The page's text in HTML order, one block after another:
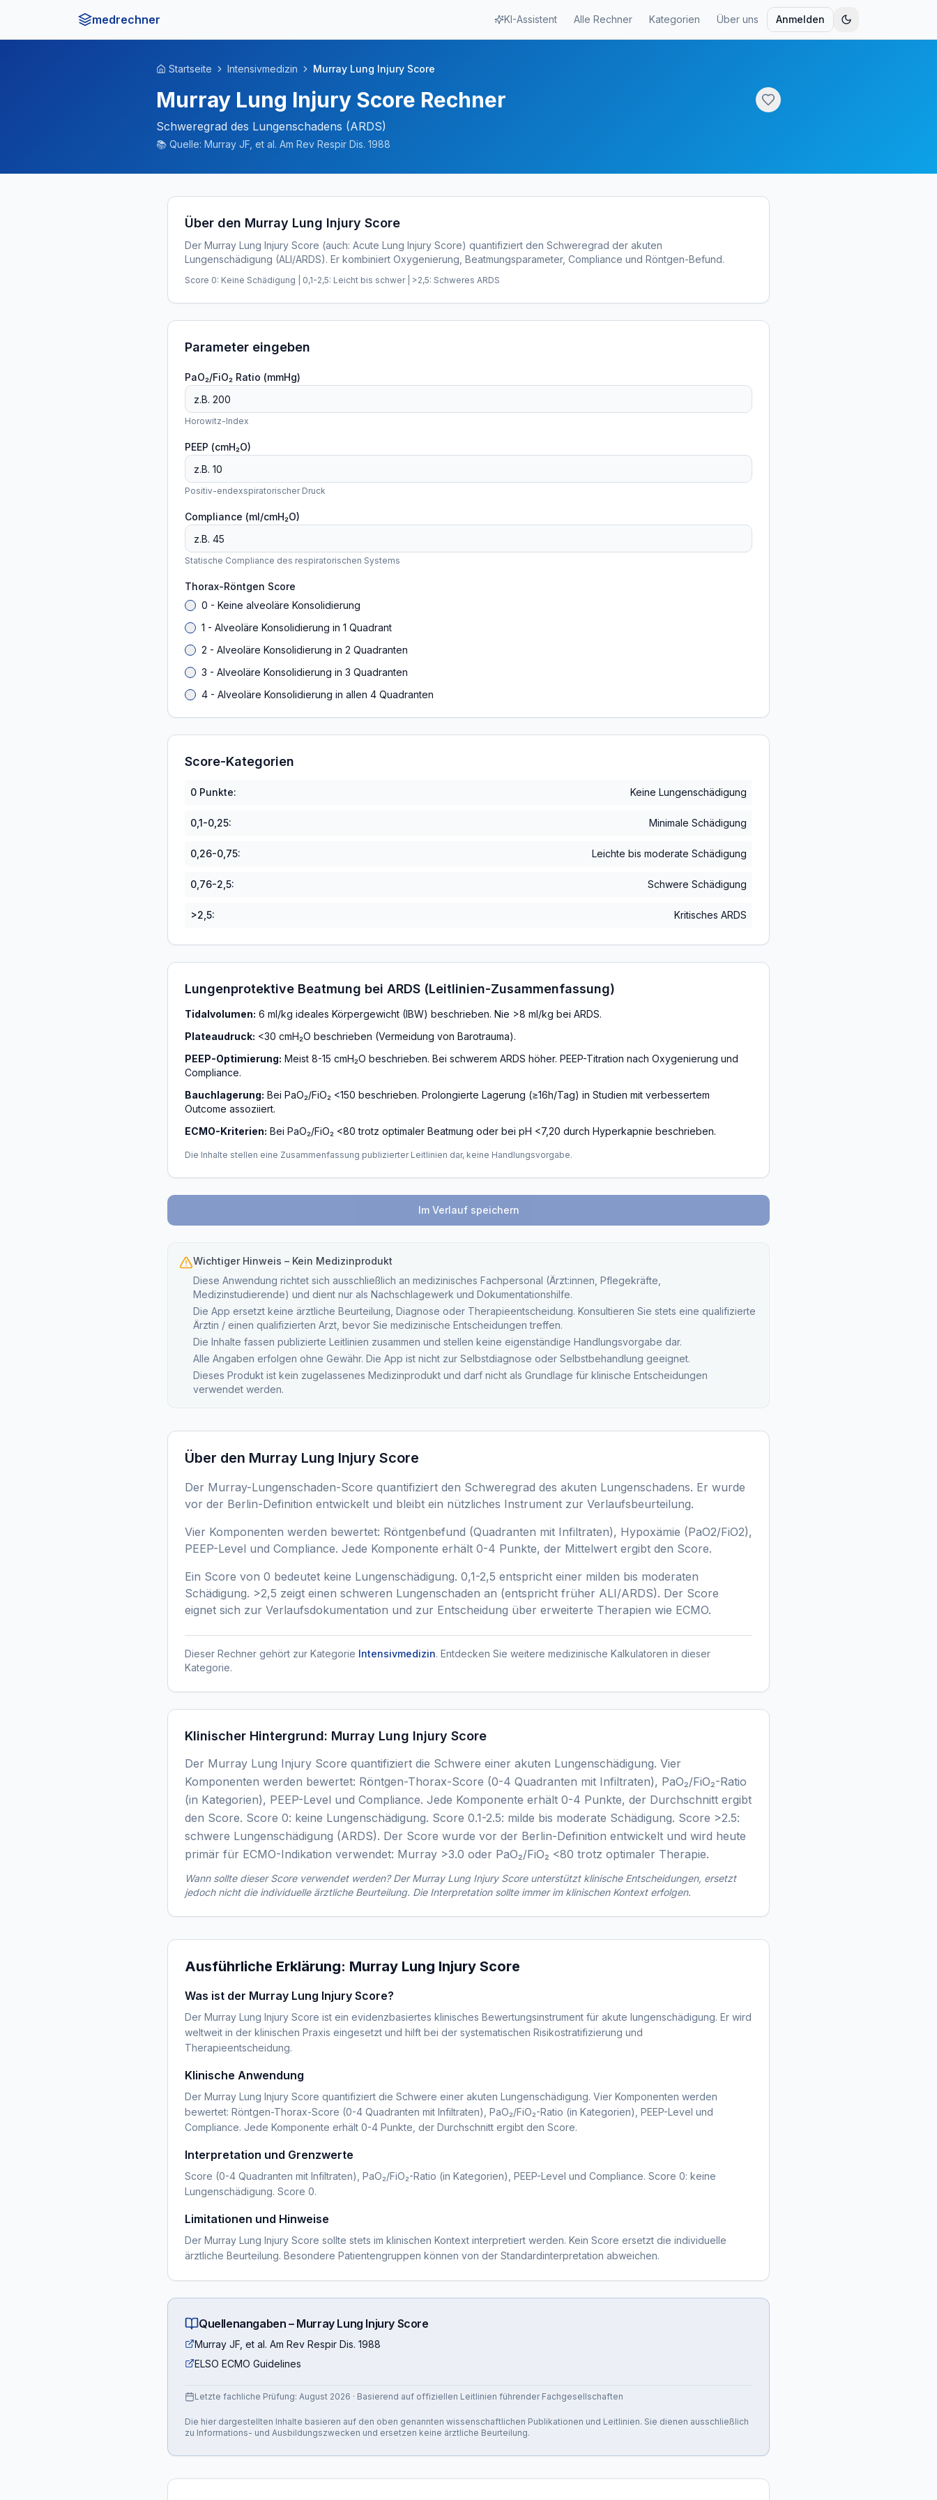
medrechner KI-Assistent Alle Rechner Kategorien Über uns Anmelden
Startseite Intensivmedizin Murray Lung Injury Score
Murray Lung Injury Score Rechner
Schweregrad des Lungenschadens (ARDS)
📚 Quelle: Murray JF, et al. Am Rev Respir Dis. 1988
Über den Murray Lung Injury Score
Der Murray Lung Injury Score (auch: Acute Lung Injury Score) quantifiziert den Schweregrad der akuten
Lungenschädigung (ALI/ARDS). Er kombiniert Oxygenierung, Beatmungsparameter, Compliance und Röntgen-Befund.
Score 0: Keine Schädigung | 0,1-2,5: Leicht bis schwer | >2,5: Schweres ARDS
Parameter eingeben
PaO₂/FiO₂ Ratio (mmHg)
Horowitz-Index
PEEP (cmH₂O)
Positiv-endexspiratorischer Druck
Compliance (ml/cmH₂O)
Statische Compliance des respiratorischen Systems
Thorax-Röntgen Score
0 - Keine alveoläre Konsolidierung
1 - Alveoläre Konsolidierung in 1 Quadrant
2 - Alveoläre Konsolidierung in 2 Quadranten
3 - Alveoläre Konsolidierung in 3 Quadranten
4 - Alveoläre Konsolidierung in allen 4 Quadranten
Score-Kategorien
0 Punkte: Keine Lungenschädigung
0,1-0,25: Minimale Schädigung
0,26-0,75: Leichte bis moderate Schädigung
0,76-2,5: Schwere Schädigung
>2,5: Kritisches ARDS
Lungenprotektive Beatmung bei ARDS (Leitlinien-Zusammenfassung)
Tidalvolumen: 6 ml/kg ideales Körpergewicht (IBW) beschrieben. Nie >8 ml/kg bei ARDS.
Plateaudruck: <30 cmH₂O beschrieben (Vermeidung von Barotrauma).
PEEP-Optimierung: Meist 8-15 cmH₂O beschrieben. Bei schwerem ARDS höher. PEEP-Titration nach Oxygenierung und
Compliance.
Bauchlagerung: Bei PaO₂/FiO₂ <150 beschrieben. Prolongierte Lagerung (≥16h/Tag) in Studien mit verbessertem
Outcome assoziiert.
ECMO-Kriterien: Bei PaO₂/FiO₂ <80 trotz optimaler Beatmung oder bei pH <7,20 durch Hyperkapnie beschrieben.
Die Inhalte stellen eine Zusammenfassung publizierter Leitlinien dar, keine Handlungsvorgabe.
Im Verlauf speichern
Wichtiger Hinweis – Kein Medizinprodukt
Diese Anwendung richtet sich ausschließlich an medizinisches Fachpersonal (Ärzt:innen, Pflegekräfte,
Medizinstudierende) und dient nur als Nachschlagewerk und Dokumentationshilfe.
Die App ersetzt keine ärztliche Beurteilung, Diagnose oder Therapieentscheidung. Konsultieren Sie stets eine qualifizierte
Ärztin / einen qualifizierten Arzt, bevor Sie medizinische Entscheidungen treffen.
Die Inhalte fassen publizierte Leitlinien zusammen und stellen keine eigenständige Handlungsvorgabe dar.
Alle Angaben erfolgen ohne Gewähr. Die App ist nicht zur Selbstdiagnose oder Selbstbehandlung geeignet.
Dieses Produkt ist kein zugelassenes Medizinprodukt und darf nicht als Grundlage für klinische Entscheidungen
verwendet werden.
Über den Murray Lung Injury Score
Der Murray-Lungenschaden-Score quantifiziert den Schweregrad des akuten Lungenschadens. Er wurde
vor der Berlin-Definition entwickelt und bleibt ein nützliches Instrument zur Verlaufsbeurteilung.
Vier Komponenten werden bewertet: Röntgenbefund (Quadranten mit Infiltraten), Hypoxämie (PaO2/FiO2),
PEEP-Level und Compliance. Jede Komponente erhält 0-4 Punkte, der Mittelwert ergibt den Score.
Ein Score von 0 bedeutet keine Lungenschädigung. 0,1-2,5 entspricht einer milden bis moderaten
Schädigung. >2,5 zeigt einen schweren Lungenschaden an (entspricht früher ALI/ARDS). Der Score
eignet sich zur Verlaufsdokumentation und zur Entscheidung über erweiterte Therapien wie ECMO.
Dieser Rechner gehört zur Kategorie Intensivmedizin. Entdecken Sie weitere medizinische Kalkulatoren in dieser
Kategorie.
Klinischer Hintergrund: Murray Lung Injury Score
Der Murray Lung Injury Score quantifiziert die Schwere einer akuten Lungenschädigung. Vier
Komponenten werden bewertet: Röntgen-Thorax-Score (0-4 Quadranten mit Infiltraten), PaO₂/FiO₂-Ratio
(in Kategorien), PEEP-Level und Compliance. Jede Komponente erhält 0-4 Punkte, der Durchschnitt ergibt
den Score. Score 0: keine Lungenschädigung. Score 0.1-2.5: milde bis moderate Schädigung. Score >2.5:
schwere Lungenschädigung (ARDS). Der Score wurde vor der Berlin-Definition entwickelt und wird heute
primär für ECMO-Indikation verwendet: Murray >3.0 oder PaO₂/FiO₂ <80 trotz optimaler Therapie.
Wann sollte dieser Score verwendet werden? DerMurray Lung Injury Scoreunterstützt klinische Entscheidungen, ersetzt
jedoch nicht die individuelle ärztliche Beurteilung. Die Interpretation sollte immer im klinischen Kontext erfolgen.
Ausführliche Erklärung: Murray Lung Injury Score
Was ist der Murray Lung Injury Score?
Der Murray Lung Injury Score ist ein evidenzbasiertes klinisches Bewertungsinstrument für akute lungenschädigung. Er wird
weltweit in der klinischen Praxis eingesetzt und hilft bei der systematischen Risikostratifizierung und
Therapieentscheidung.
Klinische Anwendung
Der Murray Lung Injury Score quantifiziert die Schwere einer akuten Lungenschädigung. Vier Komponenten werden
bewertet: Röntgen-Thorax-Score (0-4 Quadranten mit Infiltraten), PaO₂/FiO₂-Ratio (in Kategorien), PEEP-Level und
Compliance. Jede Komponente erhält 0-4 Punkte, der Durchschnitt ergibt den Score.
Interpretation und Grenzwerte
Score (0-4 Quadranten mit Infiltraten), PaO₂/FiO₂-Ratio (in Kategorien), PEEP-Level und Compliance. Score 0: keine
Lungenschädigung. Score 0.
Limitationen und Hinweise
Der Murray Lung Injury Score sollte stets im klinischen Kontext interpretiert werden. Kein Score ersetzt die individuelle
ärztliche Beurteilung. Besondere Patientengruppen können von der Standardinterpretation abweichen.
Quellenangaben – Murray Lung Injury Score
Murray JF, et al. Am Rev Respir Dis. 1988
ELSO ECMO Guidelines
Letzte fachliche Prüfung: August 2026 · Basierend auf offiziellen Leitlinien führender Fachgesellschaften
Die hier dargestellten Inhalte basieren auf den oben genannten wissenschaftlichen Publikationen und Leitlinien. Sie dienen ausschließlich
zu Informations- und Ausbildungszwecken und ersetzen keine ärztliche Beurteilung.